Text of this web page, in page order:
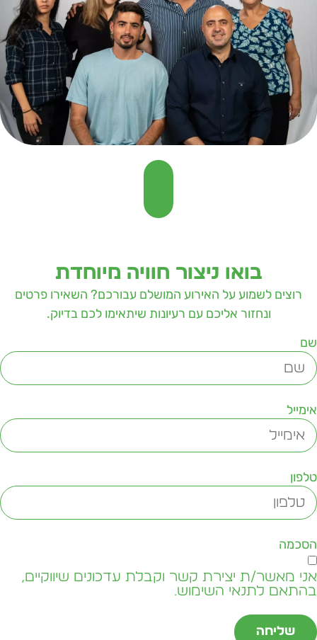
בואו ניצור חוויה מיוחדת
רוצים לשמוע על האירוע המושלם עבורכם? השאירו פרטים
ונחזור אליכם עם רעיונות שיתאימו לכם בדיוק.
מאשר/ת יצירת קשר וקבלת עדכונים שיווקיים,
לתנאי השימוש.
שליחה